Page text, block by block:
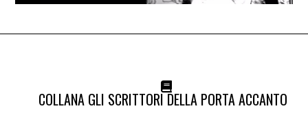
Phillips: incipit
COLLANA GLI SCRITTORI DELLA PORTA ACCANTO